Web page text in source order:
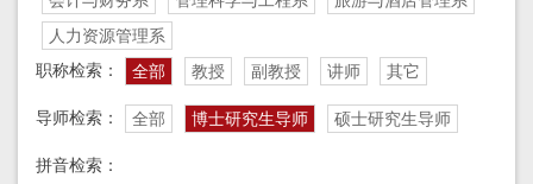
人力资源管理系
职称检索：
全部 教授 副教授 讲师 其它
导师检索： 全部 博士研究生导师 硕士研究生导师
拼音检索：